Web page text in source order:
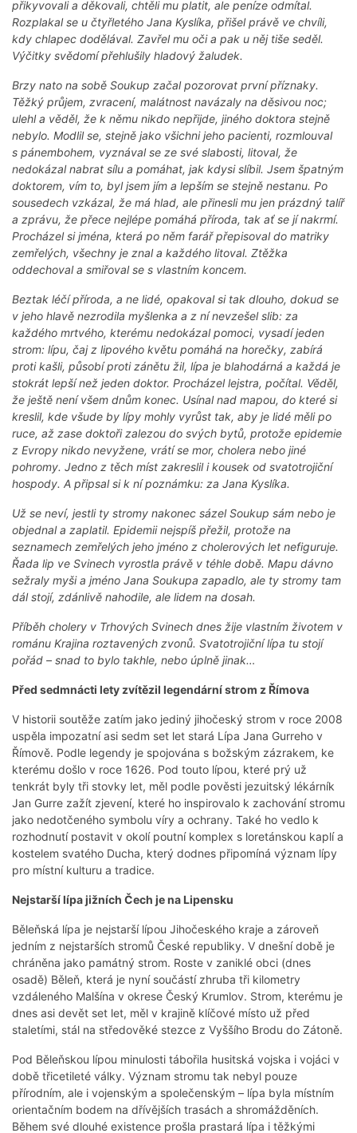
přikyvovali a děkovali, chtěli mu platit, ale peníze odmítal.
Rozplakal se u čtyřletého Jana Kyslíka, přišel právě ve chvíli,
kdy chlapec dodělával. Zavřel mu oči a pak u něj tiše seděl.
Výčitky svědomí přehlušily hladový žaludek.
Brzy nato na sobě Soukup začal pozorovat první příznaky.
Těžký průjem, zvracení, malátnost navázaly na děsivou noc;
ulehl a věděl, že k němu nikdo nepřijde, jiného doktora stejně
nebylo. Modlil se, stejně jako všichni jeho pacienti, rozmlouval
s pánembohem, vyznával se ze své slabosti, litoval, že
nedokázal nabrat sílu a pomáhat, jak kdysi slíbil. Jsem špatným
doktorem, vím to, byl jsem jím a lepším se stejně nestanu. Po
sousedech vzkázal, že má hlad, ale přinesli mu jen prázdný talíř
a zprávu, že přece nejlépe pomáhá příroda, tak ať se jí nakrmí.
Procházel si jména, která po něm farář přepisoval do matriky
zemřelých, všechny je znal a každého litoval. Ztěžka
oddechoval a smiřoval se s vlastním koncem.
Beztak léčí příroda, a ne lidé, opakoval si tak dlouho, dokud se
v jeho hlavě nezrodila myšlenka a z ní nevzešel slib: za
každého mrtvého, kterému nedokázal pomoci, vysadí jeden
strom: lípu, čaj z lipového květu pomáhá na horečky, zabírá
proti kašli, působí proti zánětu žil, lípa je blahodárná a každá je
stokrát lepší než jeden doktor. Procházel lejstra, počítal. Věděl,
že ještě není všem dnům konec. Usínal nad mapou, do které si
kreslil, kde všude by lípy mohly vyrůst tak, aby je lidé měli po
ruce, až zase doktoři zalezou do svých bytů, protože epidemie
z Evropy nikdo nevyžene, vrátí se mor, cholera nebo jiné
pohromy. Jedno z těch míst zakreslil i kousek od svatotrojiční
hospody. A připsal si k ní poznámku: za Jana Kyslíka.
Už se neví, jestli ty stromy nakonec sázel Soukup sám nebo je
objednal a zaplatil. Epidemii nejspíš přežil, protože na
seznamech zemřelých jeho jméno z cholerových let nefiguruje.
Řada lip ve Svinech vyrostla právě v téhle době. Mapu dávno
sežraly myši a jméno Jana Soukupa zapadlo, ale ty stromy tam
dál stojí, zdánlivě nahodile, ale lidem na dosah.
Příběh cholery v Trhových Svinech dnes žije vlastním životem v
románu Krajina roztavených zvonů. Svatotrojiční lípa tu stojí
pořád – snad to bylo takhle, nebo úplně jinak…
Před sedmnácti lety zvítězil legendární strom z Římova
V historii soutěže zatím jako jediný jihočeský strom v roce 2008
uspěla impozatní asi sedm set let stará Lípa Jana Gurreho v
Římově. Podle legendy je spojována s božským zázrakem, ke
kterému došlo v roce 1626. Pod touto lípou, které prý už
tenkrát byly tři stovky let, měl podle pověsti jezuitský lékárník
Jan Gurre zažít zjevení, které ho inspirovalo k zachování stromu
jako nedotčeného symbolu víry a ochrany. Také ho vedlo k
rozhodnutí postavit v okolí poutní komplex s loretánskou kaplí a
kostelem svatého Ducha, který dodnes připomíná význam lípy
pro místní kulturu a tradice.
Nejstarší lípa jižních Čech je na Lipensku
Běleňská lípa je nejstarší lípou Jihočeského kraje a zároveň
jedním z nejstarších stromů České republiky. V dnešní době je
chráněna jako památný strom. Roste v zaniklé obci (dnes
osadě) Běleň, která je nyní součástí zhruba tři kilometry
vzdáleného Malšína v okrese Český Krumlov. Strom, kterému je
dnes asi devět set let, měl v krajině klíčové místo už před
staletími, stál na středověké stezce z Vyššího Brodu do Zátoně.
Pod Běleňskou lípou minulosti tábořila husitská vojska i vojáci v
době třicetileté války. Význam stromu tak nebyl pouze
přírodním, ale i vojenským a společenským – lípa byla místním
orientačním bodem na dřívějších trasách a shromážděních.
Během své dlouhé existence prošla prastará lípa i těžkými